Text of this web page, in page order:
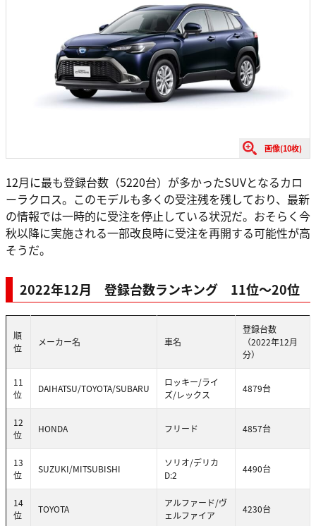
画像(10枚)
12月に最も登録台数（5220台）が多かったSUVとなるカロ
ーラクロス。このモデルも多くの受注残を残しており、最新
の情報では一時的に受注を停止している状況だ。おそらく今
秋以降に実施される一部改良時に受注を再開する可能性が高
そうだ。
2022年12月 登録台数ランキング 11位〜20位
順
位
メーカー名 車名
登録台数
（2022年12月
分）
11
位
DAIHATSU/TOYOTA/SUBARU
ロッキー/ライ
ズ/レックス
4879台
12
位
HONDA フリード 4857台
13
位
SUZUKI/MITSUBISHI
ソリオ/デリカ
D:2
4490台
14
位
TOYOTA
アルファード/ヴ
ェルファイア
4230台